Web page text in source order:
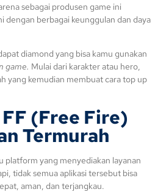
sebagai produsen game ini
dengan berbagai keunggulan dan daya
diamond yang bisa kamu gunakan
game. Mulai dari karakter atau hero,
yang kemudian membuat cara top up
(Free Fire)
Termurah
platform yang menyediakan layanan
tidak semua aplikasi tersebut bisa
aman, dan terjangkau.